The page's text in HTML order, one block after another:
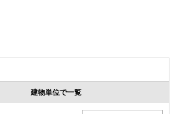
建物単位で一覧